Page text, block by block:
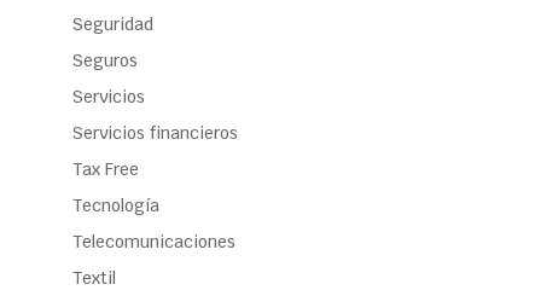
Seguridad
Seguros
Servicios
Servicios financieros
Tax Free
Tecnología
Telecomunicaciones
Textil